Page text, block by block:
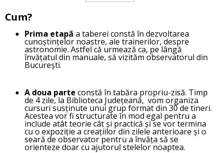
Cum?
Prima etapă a taberei constă în dezvoltarea
cunoștințelor noastre, ale trainerilor, despre
astronomie. Astfel că urmează ca, pe lângă
învățatul din manuale, să vizităm observatorul din
București.
A doua parte constă în tabăra propriu-zisă. Timp
de 4 zile, la Biblioteca Județeană, vom organiza
cursuri susținute unui grup format din 30 de tineri.
Acestea vor fi structurate în mod egal pentru a
include atât teorie cât și practică și se vor termina
cu o expoziție a creațiilor din zilele anterioare și o
seară de observator pentru a învăța să se
orienteze doar cu ajutorul stelelor noaptea.